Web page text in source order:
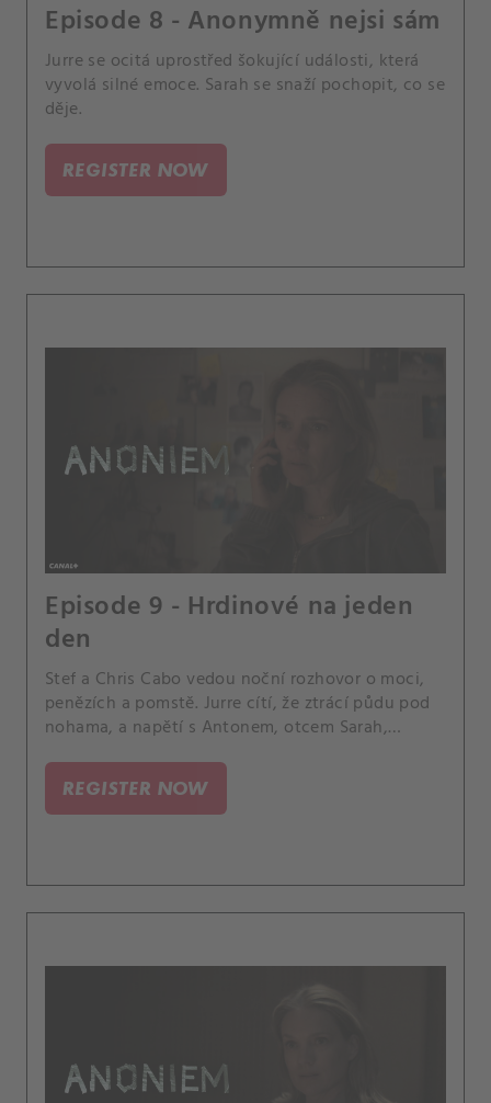
Episode 8 - Anonymně nejsi sám
Jurre se ocitá uprostřed šokující události, která
vyvolá silné emoce. Sarah se snaží pochopit, co se
děje.
REGISTER NOW
Episode 9 - Hrdinové na jeden
den
Stef a Chris Cabo vedou noční rozhovor o moci,
penězích a pomstě. Jurre cítí, že ztrácí půdu pod
nohama, a napětí s Antonem, otcem Sarah,
principy.
REGISTER NOW